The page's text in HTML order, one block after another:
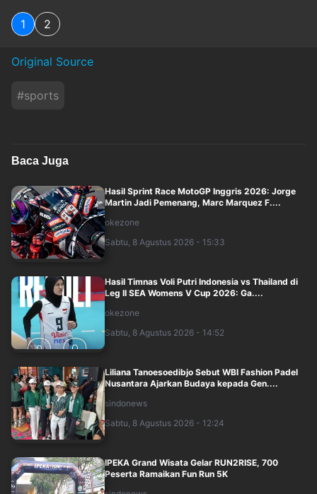
1 2
Original Source
#sports
Baca Juga
Hasil Sprint Race MotoGP Inggris 2026: Jorge
Martin Jadi Pemenang, Marc Marquez F....
okezone
Sabtu, 8 Agustus 2026 - 15:33
Hasil Timnas Voli Putri Indonesia vs Thailand di
Leg II SEA Womens V Cup 2026: Ga....
okezone
Sabtu, 8 Agustus 2026 - 14:52
Liliana Tanoesoedibjo Sebut WBI Fashion Padel
Nusantara Ajarkan Budaya kepada Gen....
sindonews
Sabtu, 8 Agustus 2026 - 12:24
IPEKA Grand Wisata Gelar RUN2RISE, 700
Peserta Ramaikan Fun Run 5K